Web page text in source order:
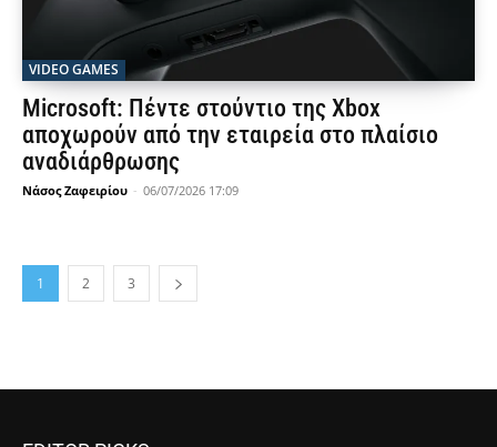
VIDEO GAMES
Microsoft: Πέντε στούντιο της Xbox
αποχωρούν από την εταιρεία στο πλαίσιο
αναδιάρθρωσης
Νάσος Ζαφειρίου - 06/07/2026 17:09
1 2 3